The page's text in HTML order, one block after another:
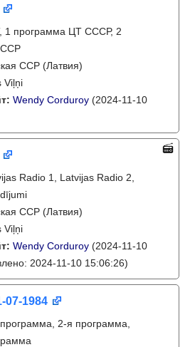
1 программа ЦТ СССР, 2
ССР (Латвия)
Viļņi
Wendy Corduroy (2024-11-10
Radio 1, Latvijas Radio 2,
ССР (Латвия)
Viļņi
Wendy Corduroy (2024-11-10
2024-11-10 15:06:26)
07-1984
2-я программа,